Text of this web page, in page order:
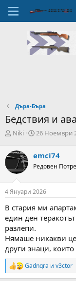
Дъра-Бъра
Бедствия и
А
т
о
р
н
а
т
м
а
т
а
Niki
Н
а
л
а
Д
т
а
26 Ноември
emci74
Редовен
4 Януари 2026
В стария ми
един ден
разлепи.
Нямаше никакви
други знаци,
R
e
Gadnqra и v3ctor